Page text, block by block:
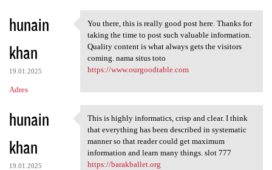
hunain
khan
19.01.2025
Adres
You there, this is really
You there, this is really good post here. Thanks for
taking the time to post such valuable information.
Quality content is what always gets the visitors
coming. nama situs toto
https://www.ourgoodtable.com
hunain
khan
19.01.2025
This is highly informatics,
This is highly informatics, crisp and clear. I think
that everything has been described in systematic
manner so that reader could get maximum
information and learn many things. slot 777
https://barakballet.org